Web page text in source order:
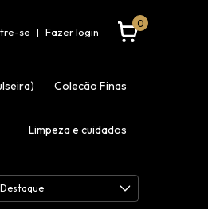
se | Fazer login
0
Colecão Finas
Limpeza e cuidados